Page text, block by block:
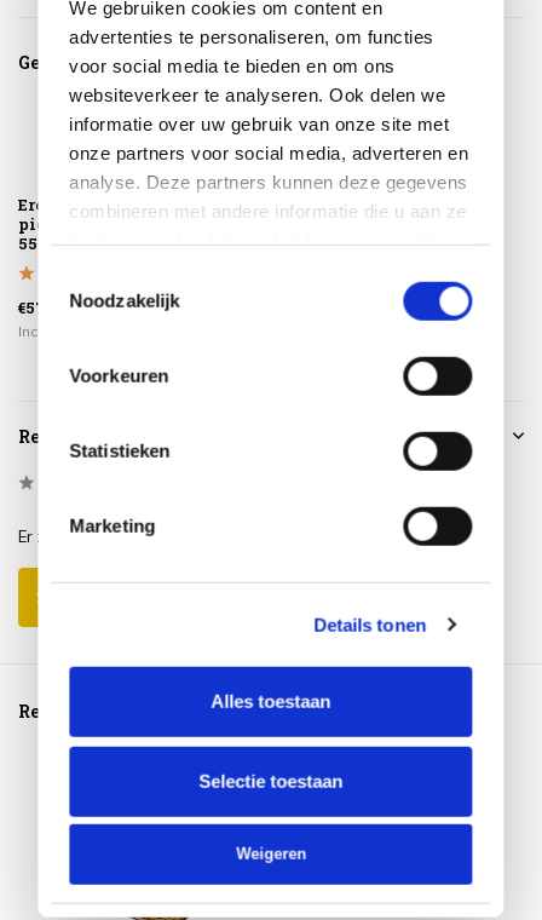
We gebruiken cookies om content en
advertenties te personaliseren, om functies
voor social media te bieden en om ons
websiteverkeer te analyseren. Ook delen we
informatie over uw gebruik van onze site met
onze partners voor social media, adverteren en
analyse. Deze partners kunnen deze gegevens
combineren met andere informatie die u aan ze
Noodzakelijk
Voorkeuren
Statistieken
Marketing
Details tonen
Alles toestaan
Selectie toestaan
Weigeren
Gerelateerde producten
Eros lacak merah
picknickmand
55x30xH30-45 cm
€57,50
Incl. btw
Pet home mand
41x41xH40 cm
Reviews
Er zijn nog geen reviews geschreven over dit product..
Schrijf je eigen review
Reeds bekeken